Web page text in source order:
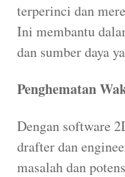
terperinci dan
Ini membantu
dan sumber daya
Penghematan
Dengan software
drafter dan
masalah dan